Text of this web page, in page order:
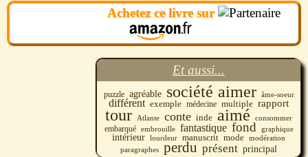
Achetez ce livre sur
Et aussi...
puzzle agréable société aimer âme-soeur
différent exemple médecine multiple rapport
tour Atlante conte inde aimé consommer
embarqué embrouille fantastique fond graphique
intérieur lourdeur manuscrit mode modération
paragraphes perdu présent principal